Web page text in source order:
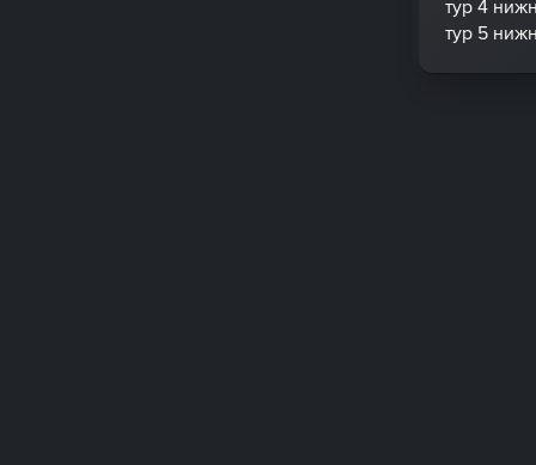
тур 4
тур 5